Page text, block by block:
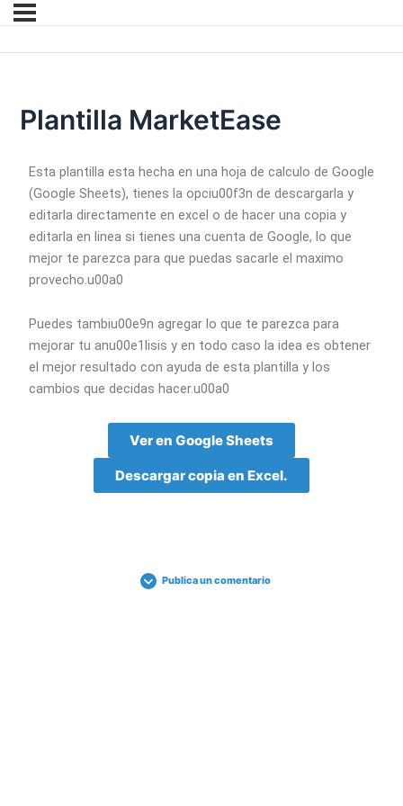
Plantilla MarketEase
Esta plantilla esta hecha en una hoja de calculo de Google
(Google Sheets), tienes la opciu00f3n de descargarla y
editarla directamente en excel o de hacer una copia y
editarla en linea si tienes una cuenta de Google, lo que
mejor te parezca para que puedas sacarle el maximo
provecho.u00a0
Puedes tambiu00e9n agregar lo que te parezca para
mejorar tu anu00e1lisis y en todo caso la idea es obtener
el mejor resultado con ayuda de esta plantilla y los
cambios que decidas hacer.u00a0
Ver en Google Sheets
Descargar copia en Excel.
Publica un comentario